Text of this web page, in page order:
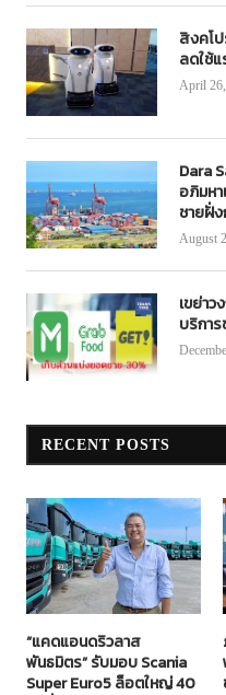
สิงคโ
ลดใช้
April
Dara
อภิมห
ชายฝั่
August
เขย่าว
บริกา
RECENT POSTS
“แคดแอนดริวลาส
พันธมิตร” รับมอบ Scania
Super Euro5 ล็อตใหญ่ 40